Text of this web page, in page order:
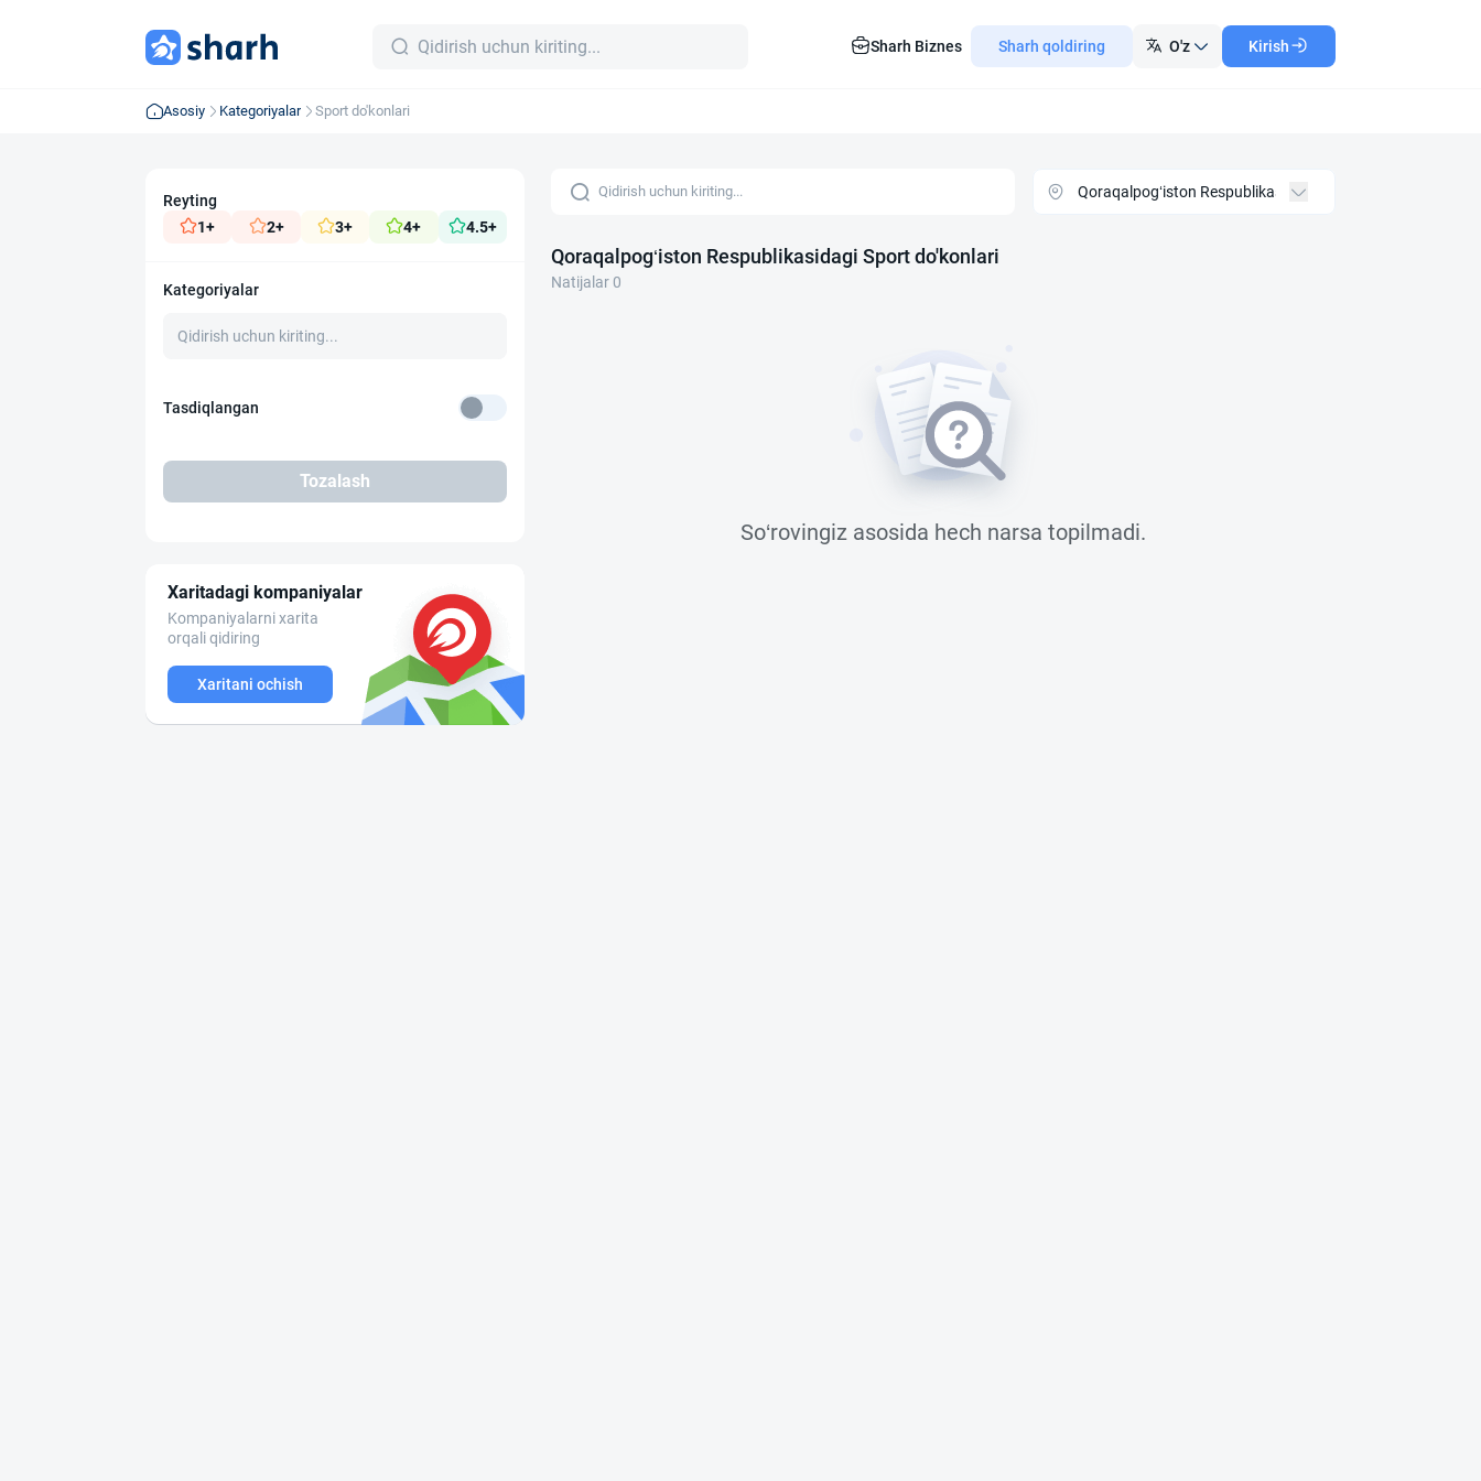
Sharh Biznes Sharh qoldiring O'z Kirish
Asosiy Kategoriyalar Sport do'konlari
Reyting
1+
2+ 3+ 4+ 4.5+
Kategoriyalar
Tasdiqlangan
Tozalash
Xaritadagi kompaniyalar
Kompaniyalarni xarita
orqali qidiring
Xaritani ochish
Qoraqalpog‘iston Respublikasidagi Sport do'konlari
Natijalar 0
So‘rovingiz asosida hech narsa topilmadi.